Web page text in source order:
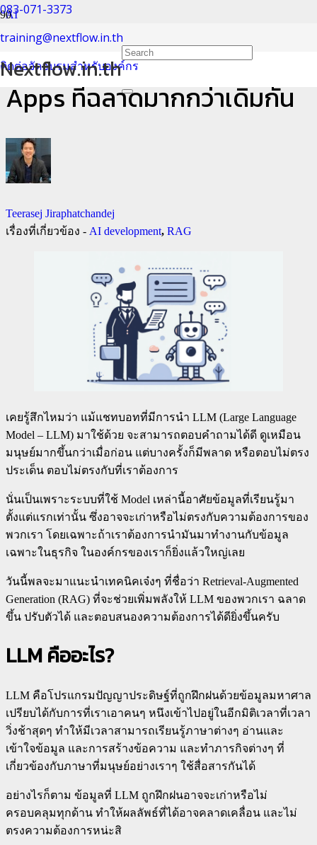
083-071-3373
training@nextflow.in.th
ติดต่อจัดอบรมสำหรับองค์กร
Nextflow.in.th
AI
RAG: รู้จักเทคนิคการทำ AI
Apps ที่ฉลาดมากกว่าเดิมกัน
Teerasej Jiraphatchandej
เรื่องที่เกี่ยวข้อง - AI development, RAG
เคยรู้สึกไหมว่า แม้แชทบอทที่มีการนำ LLM (Large Language
Model – LLM) มาใช้ด้วย จะสามารถตอบคำถามได้ดี ดูเหมือน
มนุษย์มากขึ้นกว่าเมื่อก่อน แต่บางครั้งก็มีพลาด หรือตอบไม่ตรง
ประเด็น ตอบไม่ตรงกับที่เราต้องการ
นั่นเป็นเพราะระบบที่ใช้ Model เหล่านี้อาศัยข้อมูลที่เรียนรู้มา
ตั้งแต่แรกเท่านั้น ซึ่งอาจจะเก่าหรือไม่ตรงกับความต้องการของ
พวกเรา โดยเฉพาะถ้าเราต้องการนำมันมาทำงานกับข้อมูล
เฉพาะในธุรกิจ ในองค์กรของเราก็ยิ่งแล้วใหญ่เลย
วันนี้พลจะมาแนะนำเทคนิคเจ๋งๆ ที่ชื่อว่า Retrieval-Augmented
Generation (RAG) ที่จะช่วยเพิ่มพลังให้ LLM ของพวกเรา ฉลาด
ขึ้น ปรับตัวได้ และตอบสนองความต้องการได้ดียิ่งขึ้นครับ
LLM คืออะไร?
LLM คือโปรแกรมปัญญาประดิษฐ์ที่ถูกฝึกฝนด้วยข้อมูลมหาศาล
เปรียบได้กับการที่เราเอาคนๆ หนึงเข้าไปอยู่ในอีกมิติเวลาที่เวลา
วิ่งช้าสุดๆ ทำให้มีเวลาสามารถเรียนรู้ภาษาต่างๆ อ่านและ
เข้าใจข้อมูล และการสร้างข้อความ และทำภารกิจต่างๆ ที่
เกี่ยวข้องกับภาษาที่มนุษย์อย่างเราๆ ใช้สื่อสารกันได้
อย่างไรก็ตาม ข้อมูลที่ LLM ถูกฝึกฝนอาจจะเก่าหรือไม่
ครอบคลุมทุกด้าน ทำให้ผลลัพธ์ที่ได้อาจคลาดเคลื่อน และไม่
ตรงความต้องการหน่ะสิ